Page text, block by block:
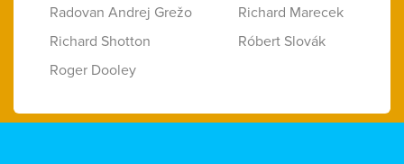
Radovan Andrej Grežo
Richard Marecek
Richard Shotton
Róbert Slovák
Roger Dooley